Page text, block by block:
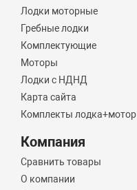
Лодки моторные
Гребные лодки
Комплектующие
Моторы
Лодки с НДНД
Карта сайта
Комплекты лодка+мотор
Компания
Сравнить товары
О компании